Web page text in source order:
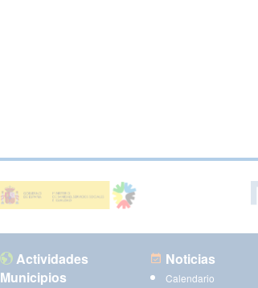
Actividades
Municipios
Noticias
Calendario